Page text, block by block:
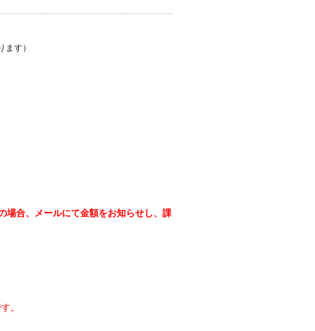
す）
場合、メールにて金額をお知らせし、課
。